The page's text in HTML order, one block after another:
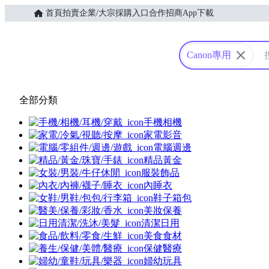
首頁拍賣企業/大宗採購入口 合作招商App下載
Yahoo購物中心
Canon專用
全部分類
手機相機
家電影音
電腦週邊
精品黃金
服裝飾品
內睡衣
鞋子箱包
美妝保養
清潔日用
美食食材
保健醫療
婦幼玩具